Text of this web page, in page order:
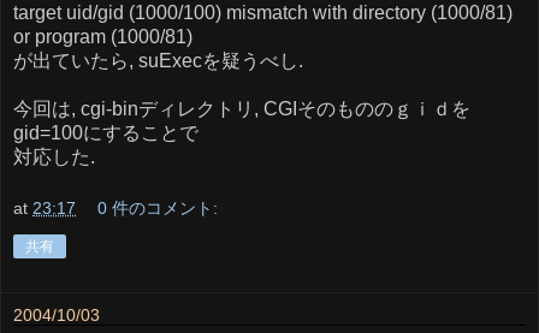
target uid/gid (1000/100) mismatch with directory (1000/81)
or program (1000/81)
が出ていたら, suExecを疑うべし.
今回は, cgi-binディレクトリ, CGIそのもののｇｉｄを
gid=100にすることで
対応した.
at 23:17 0 件のコメント:
共有
2004/10/03